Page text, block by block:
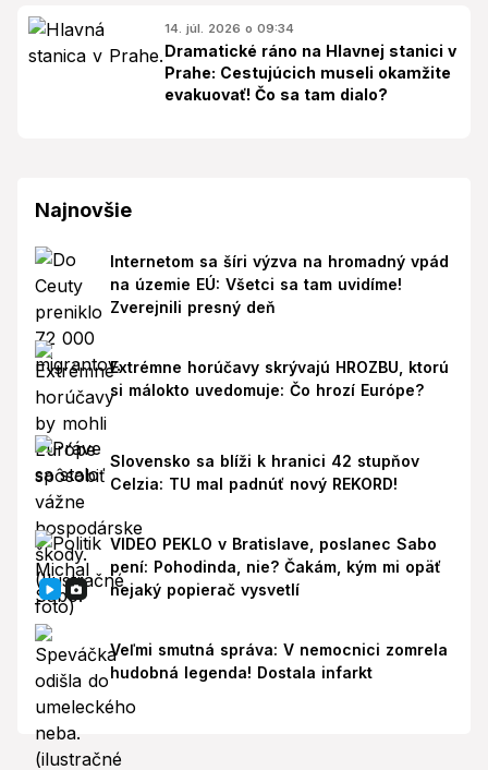
14. júl. 2026 o 09:34
Dramatické ráno na Hlavnej stanici v
Prahe: Cestujúcich museli okamžite
evakuovať! Čo sa tam dialo?
Najnovšie
Internetom sa šíri výzva na hromadný vpád
na územie EÚ: Všetci sa tam uvidíme!
Zverejnili presný deň
Extrémne horúčavy skrývajú HROZBU, ktorú
si málokto uvedomuje: Čo hrozí Európe?
Slovensko sa blíži k hranici 42 stupňov
Celzia: TU mal padnúť nový REKORD!
VIDEO PEKLO v Bratislave, poslanec Sabo
pení: Pohodinda, nie? Čakám, kým mi opäť
nejaký popierač vysvetlí
Veľmi smutná správa: V nemocnici zomrela
hudobná legenda! Dostala infarkt